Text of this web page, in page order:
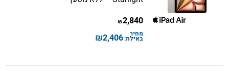
2,840
₪
מחיר
באילת:2,406
₪